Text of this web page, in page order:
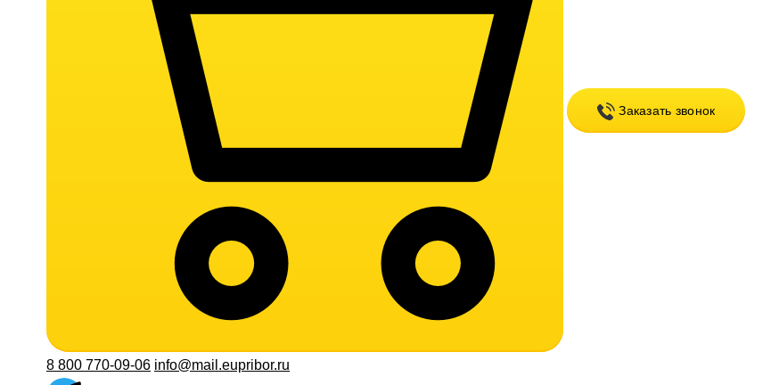
Заказать звонок
8 800 770-09-06 info@mail.eupribor.ru